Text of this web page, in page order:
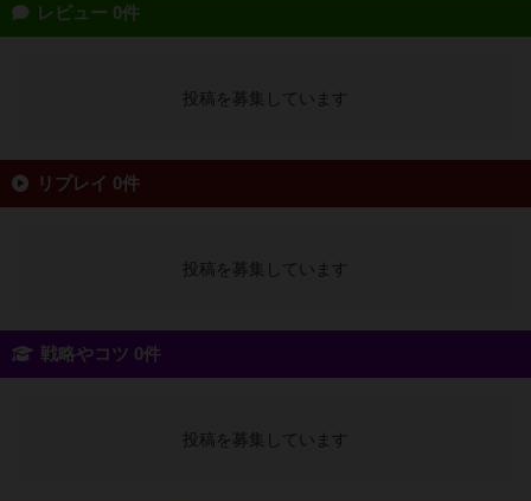
レビュー 0件
投稿を募集しています
リプレイ 0件
投稿を募集しています
戦略やコツ 0件
投稿を募集しています